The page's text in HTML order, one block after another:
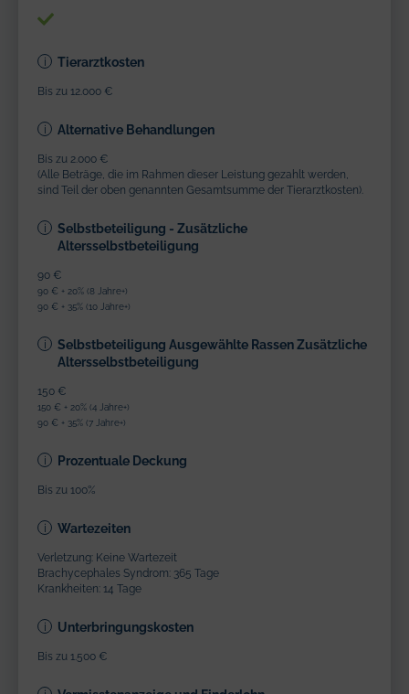
Tierarztkosten
Bis zu 12.000 €
Alternative Behandlungen
Bis zu 2.000 €
(Alle Beträge, die im Rahmen dieser Leistung gezahlt werden,
sind Teil der oben genannten Gesamtsumme der Tierarztkosten).
Selbstbeteiligung - Zusätzliche
Altersselbstbeteiligung
90 €
90 € + 20% (8 Jahre+)
90 € + 35% (10 Jahre+)
Selbstbeteiligung Ausgewählte Rassen Zusätzliche
Altersselbstbeteiligung
150 €
150 € + 20% (4 Jahre+)
90 € + 35% (7 Jahre+)
Prozentuale Deckung
Bis zu 100%
Wartezeiten
Verletzung: Keine Wartezeit
Brachycephales Syndrom: 365 Tage
Krankheiten: 14 Tage
Unterbringungskosten
Bis zu 1.500 €